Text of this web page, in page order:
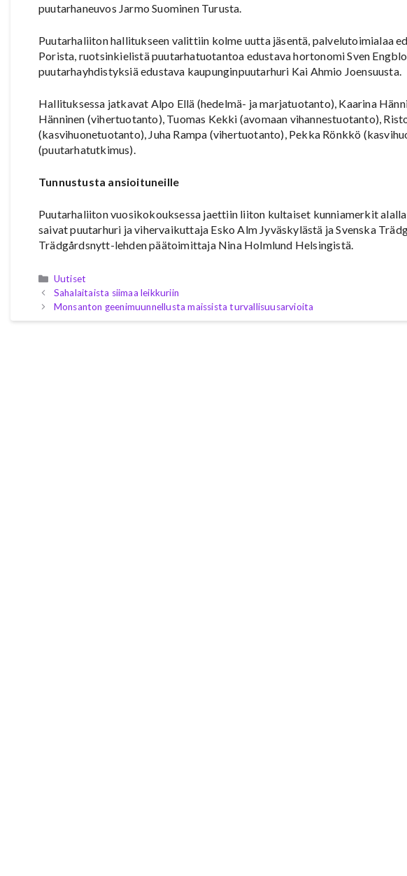
puutarhaneuvos Jarmo Suominen Turusta.
Puutarhaliiton hallitukseen valittiin kolme uutta jäsentä, palvelutoimialaa
Porista, ruotsinkielistä puutarhatuotantoa edustava hortonomi Sven
puutarhayhdistyksiä edustava kaupunginpuutarhuri Kai Ahmio Joensuusta.
Hallituksessa jatkavat Alpo Ellä (hedelmä- ja marjatuotanto), Kaarina
Hänninen (vihertuotanto), Tuomas Kekki (avomaan vihannestuotanto),
(kasvihuonetuotanto), Juha Rampa (vihertuotanto), Pekka Rönkkö
(puutarhatutkimus).
Tunnustusta ansioituneille
Puutarhaliiton vuosikokouksessa jaettiin liiton kultaiset kunniamerkit
saivat puutarhuri ja vihervaikuttaja Esko Alm Jyväskylästä ja Svenska
Trädgårdsnytt-lehden päätoimittaja Nina Holmlund Helsingistä.
Kategoriat
Uutiset
Sahalaitaista siimaa leikkuriin
Monsanton geenimuunnellusta maissista turvallisuusarvioita